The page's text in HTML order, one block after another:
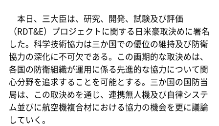
本日、三大臣は、研究、開発、試験及び評価
（RDT&E）プロジェクトに関する日米豪取決めに署名
した。科学技術協力は三か国での優位の維持及び防衛
協力の深化に不可欠である。この画期的な取決めは、
各国の防衛組織が運用に係る先進的な協力について関
心分野を追求することを可能とする。三か国の国防当
局は、この取決めを通じ、連携無人機及び自律システ
ム並びに航空機複合材における協力の機会を更に議論
していく。